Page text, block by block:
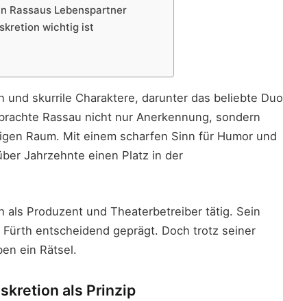
Rassaus Lebenspartner
wichtig ist
und skurrile Charaktere, darunter das beliebte Duo
Rassau nicht nur Anerkennung, sondern
Raum. Mit einem scharfen Sinn für Humor und
Jahrzehnte einen Platz in der
als Produzent und Theaterbetreiber tätig. Sein
entscheidend geprägt. Doch trotz seiner
ein Rätsel.
als Prinzip